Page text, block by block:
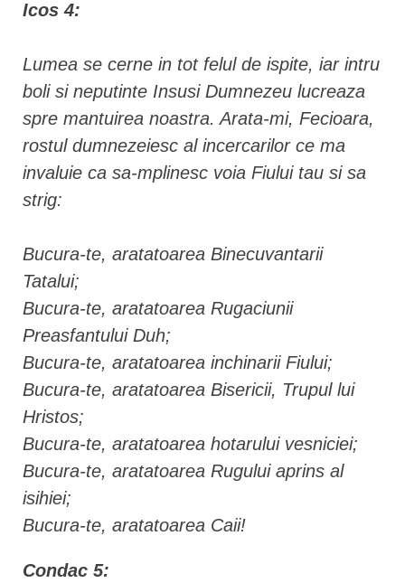
Icos 4:
Lumea se cerne in tot felul de ispite, iar intru
boli si neputinte Insusi Dumnezeu lucreaza
spre mantuirea noastra. Arata-mi, Fecioara,
rostul dumnezeiesc al incercarilor ce ma
invaluie ca sa-mplinesc voia Fiului tau si sa
strig:
Bucura-te, aratatoarea Binecuvantarii
Tatalui;
Bucura-te, aratatoarea Rugaciunii
Preasfantului Duh;
Bucura-te, aratatoarea inchinarii Fiului;
Bucura-te, aratatoarea Bisericii, Trupul lui
Hristos;
Bucura-te, aratatoarea hotarului vesniciei;
Bucura-te, aratatoarea Rugului aprins al
isihiei;
Bucura-te, aratatoarea Caii!
Condac 5: